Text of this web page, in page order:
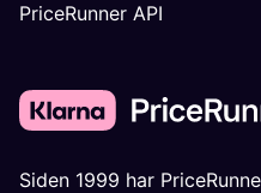
PriceRunner API
Siden 1999 har